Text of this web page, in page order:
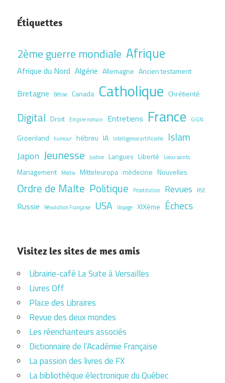
Étiquettes
2ème guerre mondiale Afrique
Afrique du Nord Algérie Allemagne Ancien testament
Bretagne Bêtise Canada Catholique Chrétienté
Digital Droit Empire romain Entretiens France GIGN
Groenland humour hébreu IA Intelligence artificielle Islam
Japon Jeunesse Justice Langues Liberté Lieux saints
Management Media Mitteleuropa médecine Nouvelles
Ordre de Malte Politique Prostitution Revues RSE
Russie Révolution Française USA Voyage XIXème Échecs
Visitez les sites de mes amis
Librairie-café La Suite à Versailles
Livres Off
Place des Libraires
Revue des deux mondes
Les réenchanteurs associés
Dictionnaire de l’Académie Française
La passion des livres de FX
La bibliothèque électronique du Québec